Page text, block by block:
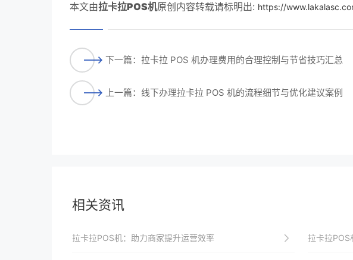
本文由拉卡拉POS机原创内容转载请标明出: https://
下一篇：拉卡拉 POS 机办理费用的合理控制与节省技巧汇总
上一篇：线下办理拉卡拉 POS 机的流程细节与优化建议案例
相关资讯
拉卡拉POS机：助力商家提升运营效率 拉卡拉POS